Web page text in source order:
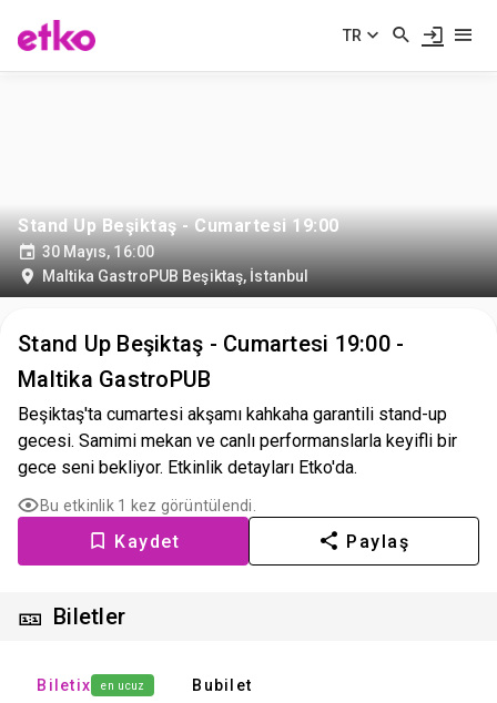
TR
Stand Up Beşiktaş - Cumartesi 19:00
30 Mayıs, 16:00
Maltika GastroPUB Beşiktaş, İstanbul
Stand Up Beşiktaş - Cumartesi 19:00 -
Maltika GastroPUB
Beşiktaş'ta cumartesi akşamı kahkaha garantili stand-up
gecesi. Samimi mekan ve canlı performanslarla keyifli bir
gece seni bekliyor. Etkinlik detayları Etko'da.
Bu etkinlik 1 kez görüntülendi.
Kaydet Paylaş
🎫 Biletler
Biletix en ucuz Bubilet